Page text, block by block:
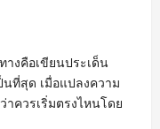
งคือเขียนประเด็น
ที่สุด เมื่อแปลงความ
าควรเริ่มตรงไหนโดย